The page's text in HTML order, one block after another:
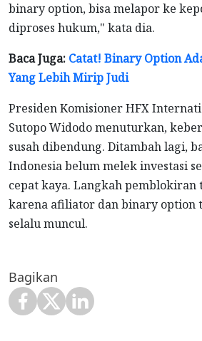
binary option, bisa melapor ke
diproses hukum," kata dia.
Baca Juga: Catat! Binary Option
Yang Lebih Mirip Judi
Presiden Komisioner HFX
Sutopo Widodo menuturkan,
susah dibendung. Ditambah lagi,
Indonesia belum melek investasi
cepat kaya. Langkah
karena afiliator dan binary option
selalu muncul.
Bagikan